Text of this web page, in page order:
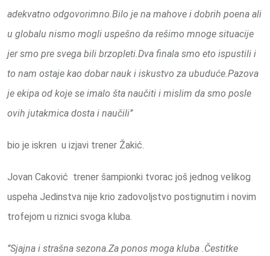
adekvatno odgovorimno.Bilo je na mahove i dobrih poena ali
u globalu nismo mogli uspešno da rešimo mnoge situacije
jer smo pre svega bili brzopleti.Dva finala smo eto ispustili i
to nam ostaje kao dobar nauk i iskustvo za ubuduće.Pazova
je ekipa od koje se imalo šta naučiti i mislim da smo posle
ovih jutakmica dosta i naučili’’
bio je iskren u izjavi trener Žakić.
Jovan Caković trener šampionki tvorac još jednog velikog
uspeha Jedinstva nije krio zadovoljstvo postignutim i novim
trofejom u riznici svoga kluba.
’’Sjajna i strašna sezona.Za ponos moga kluba .Čestitke